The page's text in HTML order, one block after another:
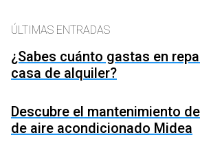
ÚLTIMAS ENTRADAS
¿Sabes cuánto gastas en
casa de alquiler?
Descubre el mantenimiento
de aire acondicionado Midea